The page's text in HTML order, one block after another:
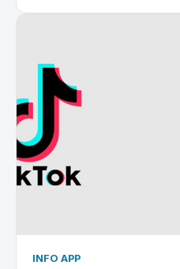
INFO APP